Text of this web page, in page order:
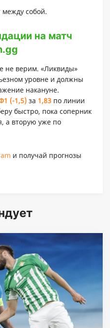
собой.
на матч
не верим. «Ликвиды»
уровне и должны
накануне.
(-1,5) за 1,83 по линии
быстро, пока соперник
а вторую уже по
и получай прогнозы